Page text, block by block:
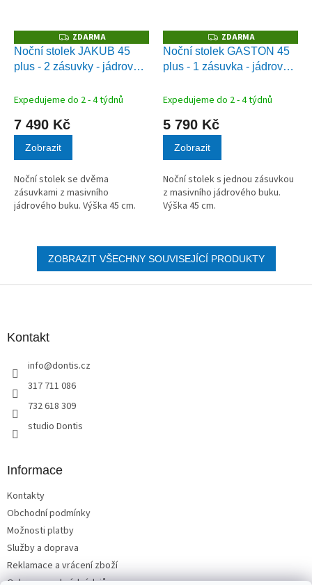
Z
D
A
R
ZDARMA
Noční stolek JAKUB 45
plus - 2 zásuvky - jádrový
Expedujeme do 2 - 4 týdnů
7 490 Kč
Zobrazit
Noční stolek se dvěma
zásuvkami z masivního
jádrového buku. Výška 45 cm.
Z
D
A
R
ZDARMA
Noční stolek GASTON 45
plus - 1 zásuvka - jádrový
Expedujeme do 2 - 4 týdnů
5 790 Kč
Zobrazit
Noční stolek s jednou zásuvkou
z masivního jádrového buku.
Výška 45 cm.
ZOBRAZIT VŠECHNY SOUVISEJÍCÍ PRODUKTY
Kontakt
info@dontis.cz
317 711 086
732 618 309
studio Dontis
Informace
Kontakty
Obchodní podmínky
Možnosti platby
Služby a doprava
Reklamace a vrácení zboží